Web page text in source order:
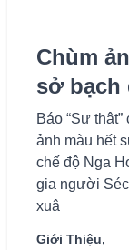
Chùm
sở bạch
Báo “Sự
ảnh màu hết
chế độ Nga
gia người
xuâ
Giới Thiệu,